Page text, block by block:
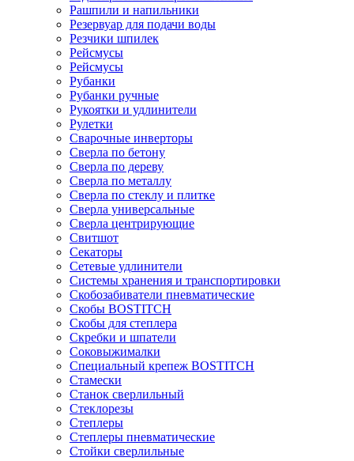
Рашпили и напильники
Резервуар для подачи воды
Резчики шпилек
Рейсмусы
Рейсмусы
Рубанки
Рубанки ручные
Рукоятки и удлинители
Рулетки
Сварочные инверторы
Сверла по бетону
Сверла по дереву
Сверла по металлу
Сверла по стеклу и плитке
Сверла универсальные
Сверла центрирующие
Свитшот
Секаторы
Сетевые удлинители
Системы хранения и транспортировки
Скобозабиватели пневматические
Скобы BOSTITCH
Скобы для степлера
Скребки и шпатели
Соковыжималки
Специальный крепеж BOSTITCH
Стамески
Станок сверлильный
Стеклорезы
Степлеры
Степлеры пневматические
Стойки сверлильные